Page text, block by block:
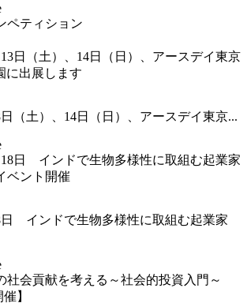
ペティション
日（土）、14日（日）、アースデイ東京...
日 インドで生物多様性に取組む起業家